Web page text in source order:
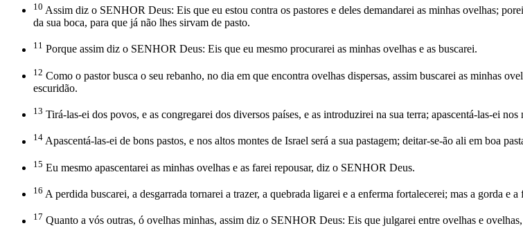
10 Assim diz o SENHOR Deus: Eis que eu estou contra os pastores e deles demandarei as minhas ovelhas;
da sua boca, para que já não lhes sirvam de pasto.
11 Porque assim diz o SENHOR Deus: Eis que eu mesmo procurarei as minhas ovelhas e as buscarei.
12 Como o pastor busca o seu rebanho, no dia em que encontra ovelhas dispersas, assim buscarei as minhas
escuridão.
13 Tirá-las-ei dos povos, e as congregarei dos diversos países, e as introduzirei na sua terra; apascentá-las-ei
14 Apascentá-las-ei de bons pastos, e nos altos montes de Israel será a sua pastagem; deitar-se-ão ali em boa
15 Eu mesmo apascentarei as minhas ovelhas e as farei repousar, diz o SENHOR Deus.
16 A perdida buscarei, a desgarrada tornarei a trazer, a quebrada ligarei e a enferma fortalecerei; mas a gorda e
17 Quanto a vós outras, ó ovelhas minhas, assim diz o SENHOR Deus: Eis que julgarei entre ovelhas e